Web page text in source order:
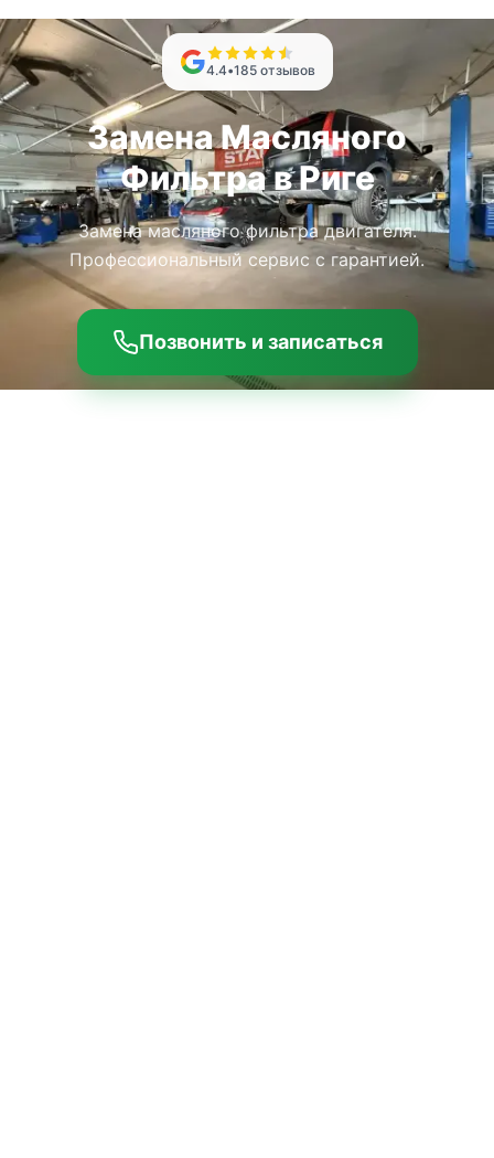
4.4•185 отзывов
Замена Масляного
Фильтра в Риге
Замена масляного фильтра двигателя.
Профессиональный сервис с гарантией.
Позвонить и записаться